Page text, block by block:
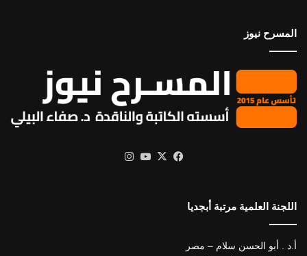
المسرح نيوز
فيسبوك
X يوتيوب
اللجنة العلمية مرتبة أبجديا
أ.د . أبو الحسن سلام – مصر